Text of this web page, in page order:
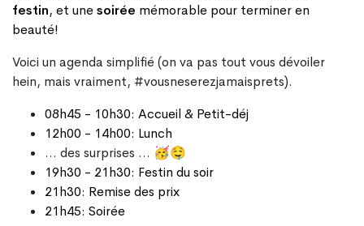
festin, et unesoirée mémorable pour terminer en
beauté!
Voici un agenda simplifié (on va pas tout vous dévoiler
hein, mais vraiment, #vousneserezjamaisprets).
08h45 - 10h30: Accueil & Petit-déj
12h00 - 14h00: Lunch
... des surprises ... 🥳🤤
19h30 - 21h30: Festin du soir
21h30: Remise des prix
21h45: Soirée